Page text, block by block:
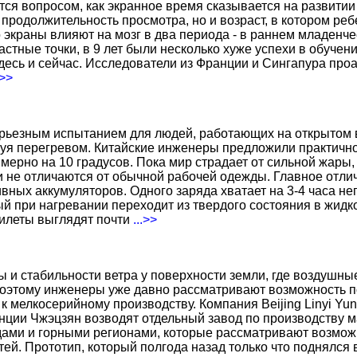
вопросом, как экранное время сказывается на
просмотра, но и возраст, в котором
влияют на мозг в два периода - в раннем
точки, в 9 лет были несколько хуже успехи в
и сейчас. Исследователи из Франции и Сингапура
испытанием для людей, работающих на открытом
перегревом. Китайские инженеры предложили
на 10 градусов. Пока мир страдает от сильной
отличаются от обычной рабочей одежды. Главное
аккумуляторов. Одного заряда хватает на 3-4 часа
нагревании переходит из твердого состояния в
выглядят почти ...>>
и стабильности ветра у поверхности земли, где
инженеры уже давно рассматривают возможность
производству. Компания Beijing Linyi
Чжэцзян возводят отдельный завод по производству
и горными регионами, которые рассматривают
Прототип, который полгода назад только что